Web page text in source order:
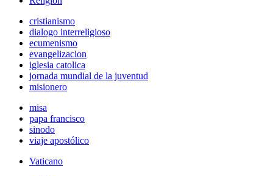
cristianismo
dialogo interreligioso
ecumenismo
evangelizacion
iglesia catolica
jornada mundial de la juventud
misionero
misa
papa francisco
sinodo
viaje apostólico
Vaticano